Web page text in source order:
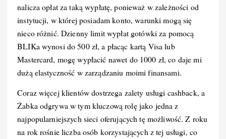
nalicza opłat za taką wypłatę, ponieważ w zależności od
instytucji, w której posiadam konto, warunki mogą się
nieco różnić. Dzienny limit wypłat gotówki za pomocą
BLIKa wynosi do 500 zł, a płacąc kartą Visa lub
Mastercard, mogę wypłacić nawet do 1000 zł, co daje mi
dużą elastyczność w zarządzaniu moimi finansami.
Coraz więcej klientów dostrzega zalety usługi cashback, a
Żabka odgrywa w tym kluczową rolę jako jedna z
najpopularniejszych sieci oferujących tę możliwość. Z roku
na rok rośnie liczba osób korzystających z tej usługi, co